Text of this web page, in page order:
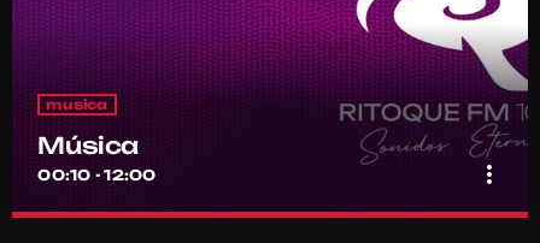
musica
Música
00:10 - 12:00 more_vert